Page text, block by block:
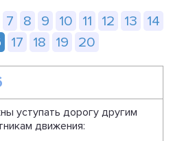
7 8 9 10 11 12 13
14
17 18 19 20
уступать дорогу другим
движения: